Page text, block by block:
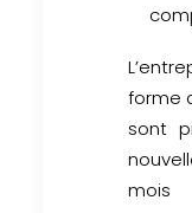
forme
sont